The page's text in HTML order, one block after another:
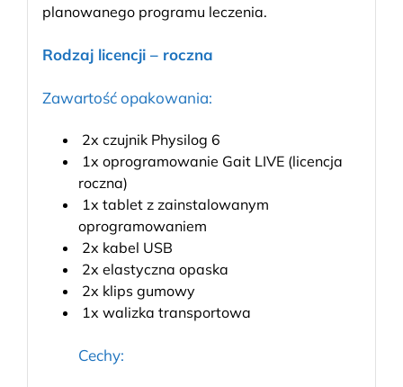
planowanego programu leczenia.
Rodzaj licencji – roczna
Zawartość opakowania:
2x czujnik Physilog 6
1x oprogramowanie Gait LIVE (licencja
roczna)
1x tablet z zainstalowanym
oprogramowaniem
2x kabel USB
2x elastyczna opaska
2x klips gumowy
1x walizka transportowa
Cechy: